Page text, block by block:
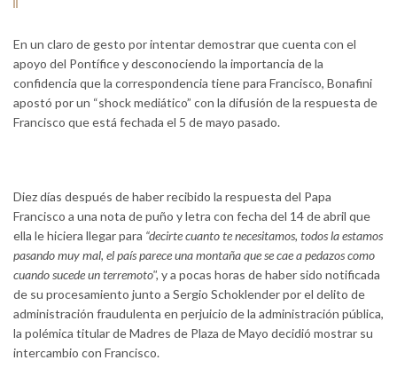
En un claro de gesto por intentar demostrar que cuenta con el
apoyo del Pontífice y desconociendo la importancia de la
confidencia que la correspondencia tiene para Francisco, Bonafini
apostó por un “shock mediático” con la difusión de la respuesta de
Francisco que está fechada el 5 de mayo pasado.
Diez días después de haber recibido la respuesta del Papa
Francisco a una nota de puño y letra con fecha del 14 de abril que
ella le hiciera llegar para “decirte cuanto te necesitamos, todos la estamos
pasando muy mal, el país parece una montaña que se cae a pedazos como
cuando sucede un terremoto", y a pocas horas de haber sido notificada
de su procesamiento junto a Sergio Schoklender por el delito de
administración fraudulenta en perjuicio de la administración pública,
la polémica titular de Madres de Plaza de Mayo decidió mostrar su
intercambio con Francisco.